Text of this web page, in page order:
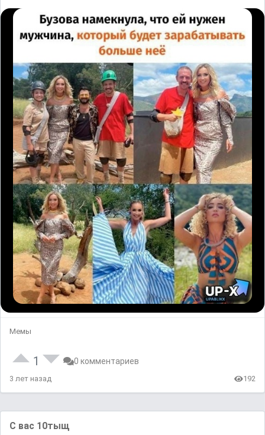
Мемы
1 0 комментариев
3 лет назад 192
С вас 10тыщ